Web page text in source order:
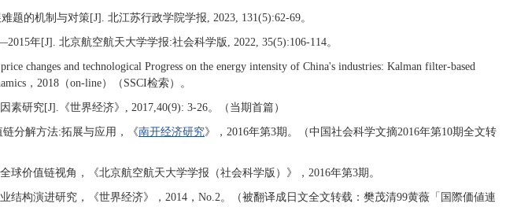
的机制与对策[J]. 北江苏行政学院学报, 2023, 131(5):62-69。
年[J]. 北京航空航天大学学报:社会科学版, 2022, 35(5):106-114。
changes and technological Progress on the energy intensity of China's industries: Kalman filter-based
，2018（on-line）（SSCI检索）。
研究[J].《世界经济》, 2017,40(9): 3-26。（当期首篇）
分解方法:拓展与应用，《南开经济研究》，2016年第3期。（中国社会科学文摘2016年第10期全文转
价值链视角，《北京航空航天大学学报（社会科学版）》，2016年第3期。
结构演进研究，《世界经济》，2014，No.2。（被翻译成日文全文转载：樊茂清99黄薇「国際価値連